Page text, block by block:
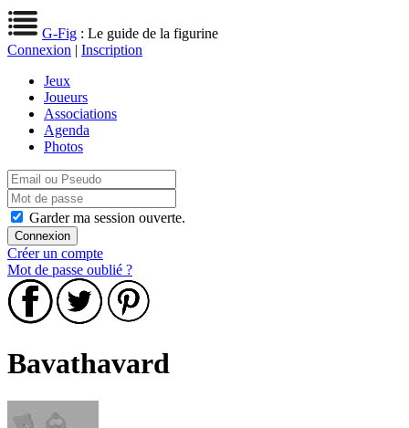
G-Fig : Le guide de la figurine
Connexion | Inscription
Jeux
Joueurs
Associations
Agenda
Photos
Garder ma session ouverte.
Créer un compte
Mot de passe oublié ?
Bavathavard